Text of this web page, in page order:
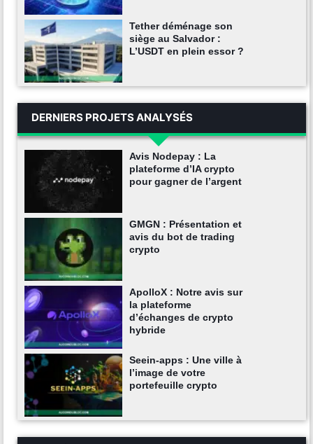
Tether déménage son
siège au Salvador :
L’USDT en plein essor ?
DERNIERS PROJETS ANALYSÉS
Avis Nodepay : La
plateforme d’IA crypto
pour gagner de l’argent
GMGN : Présentation et
avis du bot de trading
crypto
ApolloX : Notre avis sur
la plateforme
d’échanges de crypto
hybride
Seein-apps : Une ville à
l’image de votre
portefeuille crypto